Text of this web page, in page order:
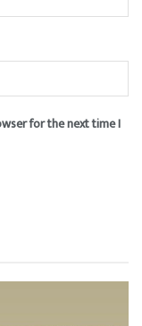
for the next time I